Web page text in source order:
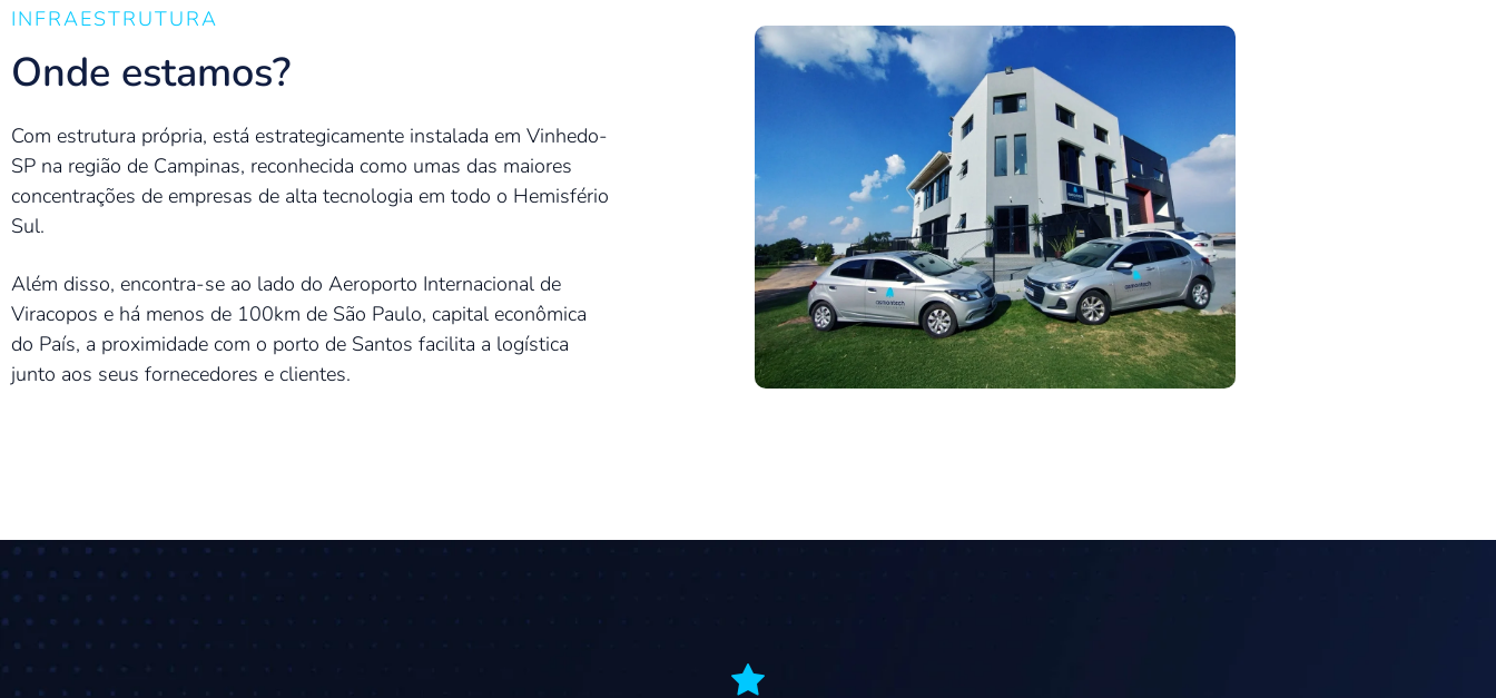
INFRAESTRUTURA
Onde estamos?
Com estrutura própria, está estrategicamente instalada em Vinhedo-
SP na região de Campinas, reconhecida como umas das maiores
concentrações de empresas de alta tecnologia em todo o Hemisfério
Sul.
Além disso, encontra-se ao lado do Aeroporto Internacional de
Viracopos e há menos de 100km de São Paulo, capital econômica
do País, a proximidade com o porto de Santos facilita a logística
junto aos seus fornecedores e clientes.